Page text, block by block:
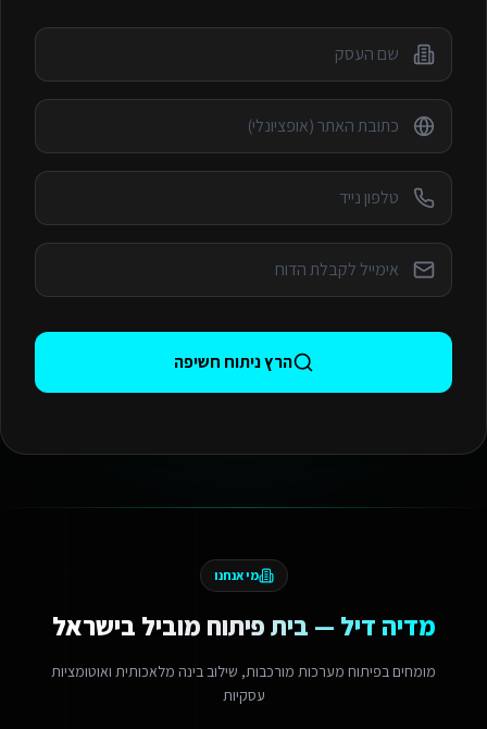
הרץ ניתוח חשיפה
מי אנחנו
מדיה דיל — בית פיתוח מוביל בישראל
מומחים בפיתוח מערכות מורכבות, שילוב בינה מלאכותית ואוטומציות
עסקיות